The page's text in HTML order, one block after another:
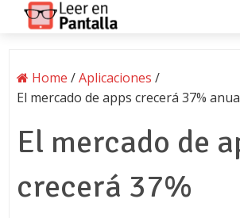
Home /Aplicaciones /
El mercado de apps crecerá 37%
El mercado de
crecerá 37%